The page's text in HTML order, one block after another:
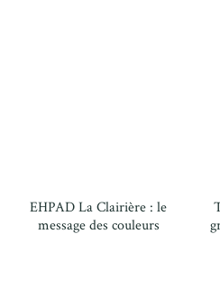
EHPAD La Clairière : le
message des couleurs